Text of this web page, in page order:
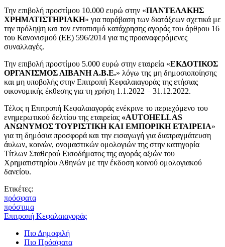
Την επιβολή προστίμου 10.000 ευρώ στην «ΠΑΝΤΕΛΑΚΗΣ
ΧΡΗΜΑΤΙΣΤΗΡΙΑΚΗ» για παράβαση των διατάξεων σχετικά με
την πρόληψη και τον εντοπισμό κατάχρησης αγοράς του άρθρου 16
του Κανονισμού (ΕΕ) 596/2014 για τις προαναφερόμενες
συναλλαγές.
Την επιβολή προστίμου 5.000 ευρώ στην εταιρεία «ΕΚΔΟΤΙΚΟΣ
ΟΡΓΑΝΙΣΜΟΣ ΛΙΒΑΝΗ Α.Β.Ε.» λόγω της μη δημοσιοποίησης
και μη υποβολής στην Επιτροπή Κεφαλαιαγοράς της ετήσιας
οικονομικής έκθεσης για τη χρήση 1.1.2022 – 31.12.2022.
Τέλος η Επιτροπή Κεφαλαιαγοράς ενέκρινε το περιεχόμενο του
ενημερωτικού δελτίου της εταιρείας «ΑUTOHELLAS
ΑΝΩΝΥΜΟΣ ΤΟΥΡΙΣΤΙΚΗ ΚΑΙ ΕΜΠΟΡΙΚΗ ΕΤΑΙΡΕΙΑ»
για τη δημόσια προσφορά και την εισαγωγή για διαπραγμάτευση
άυλων, κοινών, ονομαστικών ομολογιών της στην κατηγορία
Τίτλων Σταθερού Εισοδήματος της αγοράς αξιών του
Χρηματιστηρίου Αθηνών με την έκδοση κοινού ομολογιακού
δανείου.
Ετικέτες:
πρόσφατα
πρόστιμα
Επιτροπή Κεφαλαιαγοράς
Πιο Δημοφιλή
Πιο Πρόσφατα